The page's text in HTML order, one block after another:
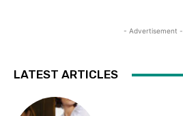
- Advertisement -
LATEST ARTICLES